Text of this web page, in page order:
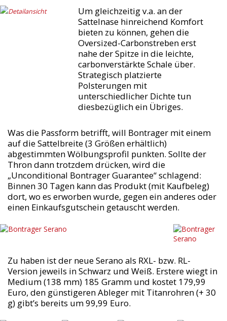
Um gleichzeitig v.a. an der
Sattelnase hinreichend Komfort
bieten zu können, gehen die
Oversized-Carbonstreben erst
nahe der Spitze in die leichte,
carbonverstärkte Schale über.
Strategisch platzierte
Polsterungen mit
unterschiedlicher Dichte tun
diesbezüglich ein Übriges.
Was die Passform betrifft, will Bontrager mit einem
auf die Sattelbreite (3 Größen erhältlich)
abgestimmten Wölbungsprofil punkten. Sollte der
Thron dann trotzdem drücken, wird die
„Unconditional Bontrager Guarantee“ schlagend:
Binnen 30 Tagen kann das Produkt (mit Kaufbeleg)
dort, wo es erworben wurde, gegen ein anderes oder
einen Einkaufsgutschein getauscht werden.
Zu haben ist der neue Serano als RXL- bzw. RL-
Version jeweils in Schwarz und Weiß. Erstere wiegt in
Medium (138 mm) 185 Gramm und kostet 179,99
Euro, den günstigeren Ableger mit Titanrohren (+ 30
g) gibt’s bereits um 99,99 Euro.